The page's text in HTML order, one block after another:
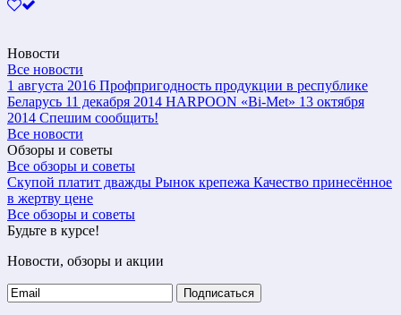
Новости
Все новости
1 августа 2016 Профпригодность продукции в республике
Беларусь 11 декабря 2014 HARPOON «Bi-Met» 13 октября
2014 Спешим сообщить!
Все новости
Обзоры и советы
Все обзоры и советы
Скупой платит дважды Рынок крепежа Качество принесённое
в жертву цене
Все обзоры и советы
Будьте в курсе!
Новости, обзоры и акции
Подписаться